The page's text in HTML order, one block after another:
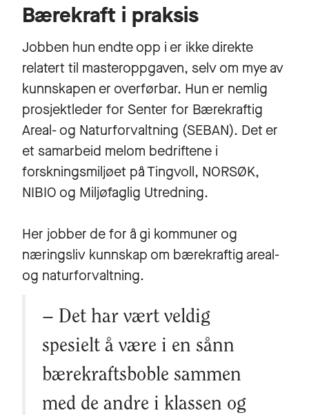
Bærekraft i praksis
Jobben hun endte opp i er ikke direkte
relatert til masteroppgaven, selv om mye av
kunnskapen er overførbar. Hun er nemlig
prosjektleder for Senter for Bærekraftig
Areal- og Naturforvaltning (SEBAN). Det er
et samarbeid melom bedriftene i
forskningsmiljøet på Tingvoll, NORSØK,
NIBIO og Miljøfaglig Utredning.
Her jobber de for å gi kommuner og
næringsliv kunnskap om bærekraftig areal-
og naturforvaltning.
– Det har vært veldig
spesielt å være i en sånn
bærekraftsboble sammen
med de andre i klassen og